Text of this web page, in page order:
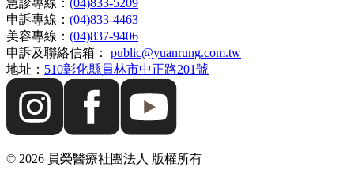
申訴專線： (04)833-4463
美容專線： (04)837-9406
申訴及聯絡信箱：
public@yuanrung.com.tw
地址： 510彰化縣員林市中正路201號
© 2026 員榮醫療社團法人 版權所有